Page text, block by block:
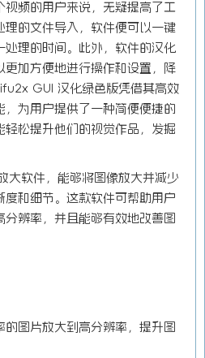
视频的用户来说，无疑提高了工
理的文件导入，软件便可以一键
处理的时间。此外，软件的汉化
更加方便地进行操作和设置，降
GUI 汉化绿色版凭借其高效
，为用户提供了一种简便便捷的
轻松提升他们的视觉作品，发掘
大软件，能够将图像放大并减少
度和细节。这款软件可帮助用户
辨率，并且能够有效地改善图
的图片放大到高分辨率，提升图